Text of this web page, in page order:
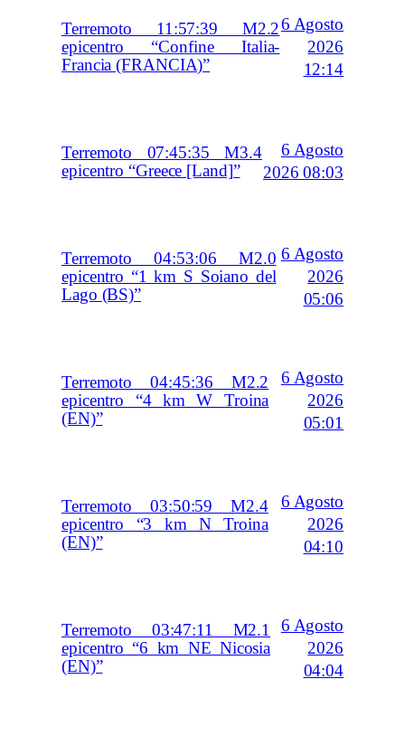
Terremoto 11:57:39 M2.2
epicentro “Confine Italia-
Francia (FRANCIA)”
6 Agosto
2026
12:14
Terremoto 07:45:35 M3.4
epicentro “Greece [Land]”
6 Agosto
2026 08:03
Terremoto 04:53:06 M2.0
epicentro “1 km S Soiano del
Lago (BS)”
6 Agosto
2026
05:06
Terremoto 04:45:36 M2.2
epicentro “4 km W Troina
(EN)”
6 Agosto
2026
05:01
Terremoto 03:50:59 M2.4
epicentro “3 km N Troina
(EN)”
6 Agosto
2026
04:10
Terremoto 03:47:11 M2.1
epicentro “6 km NE Nicosia
(EN)”
6 Agosto
2026
04:04